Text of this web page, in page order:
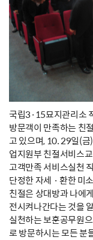
국립3·15묘지관리소
방문객이 만족하는 친
고 있으며, 10. 29일(금
업지원부 친절서비스
고객만족 서비스실천
단정한 자세 · 환한 미
친절은 상대방과 나에
전시켜나간다는 것을
실천하는 보훈공무원
로 방문하시는 모든 분